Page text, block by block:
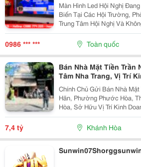
Màn Hình Led Hội Nghị
Biến Tại Các Hội Trường,
Trung Tâm Hội Nghị Và
Nhờ Khả Năng Hiển Thị
Định. Tuy Nhiên, Để Lựa
0986 *** *** Toàn quốc
Bán Nhà Mặt Tiền Trần
Tâm Nha Trang, Vị Trí
Tỷ
Chính Chủ Gửi Bán Nhà
Hãn, Phường Phước Hòa,
Hòa, Sở Hữu Vị Trí Kinh
Cửa Hàng, Văn Phòng,
7,4 tỷ Khánh Hòa